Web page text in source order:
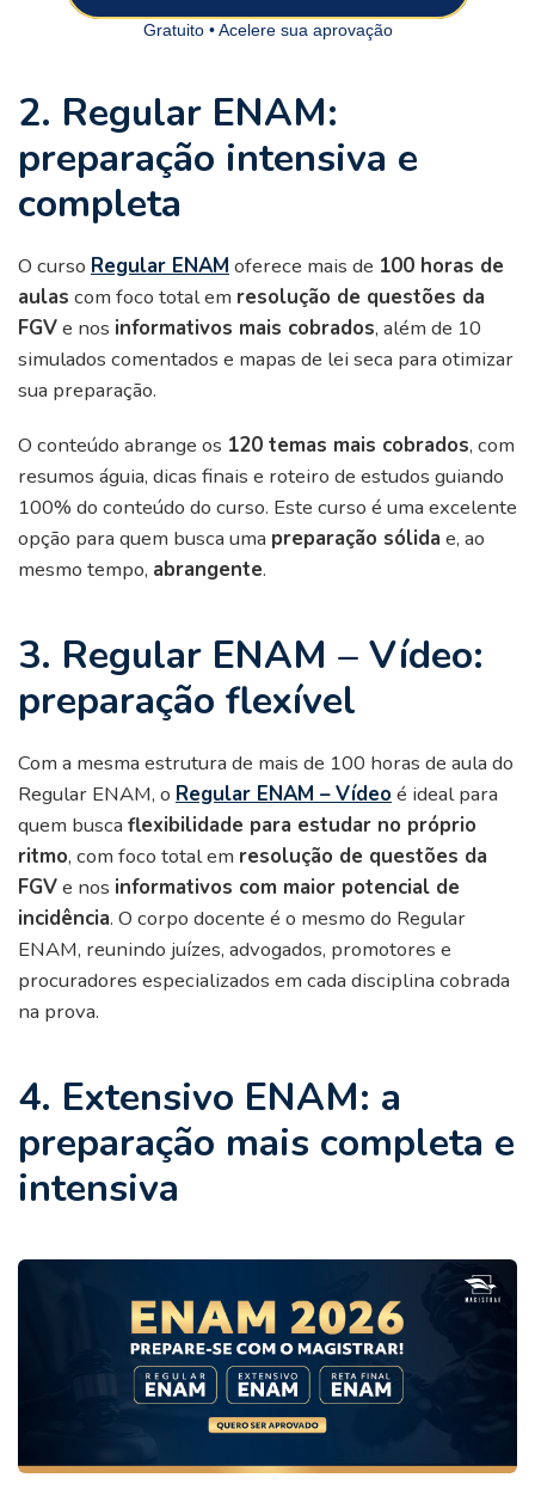
Gratuito • Acelere sua aprovação
2. Regular ENAM:
preparação intensiva e
completa
O curso Regular ENAM oferece mais de 100 horas de
aulas com foco total em resolução de questões da
FGVe nos informativos mais cobrados, além de 10
simulados comentados e mapas de lei seca para otimizar
sua preparação.
O conteúdo abrange os 120 temas mais cobrados, com
resumos águia, dicas finais e roteiro de estudos guiando
100% do conteúdo do curso. Este curso é uma excelente
opção para quem busca uma preparação sólida e, ao
mesmo tempo, abrangente.
3. Regular ENAM – Vídeo:
preparação flexível
Com a mesma estrutura de mais de 100 horas de aula do
Regular ENAM, o Regular ENAM – Vídeo é ideal para
quem busca flexibilidade para estudar no próprio
ritmo, com foco total em resolução de questões da
FGVe nos informativos com maior potencial de
incidência. O corpo docente é o mesmo do Regular
ENAM, reunindo juízes, advogados, promotores e
procuradores especializados em cada disciplina cobrada
na prova.
4. Extensivo ENAM: a
preparação mais completa e
intensiva